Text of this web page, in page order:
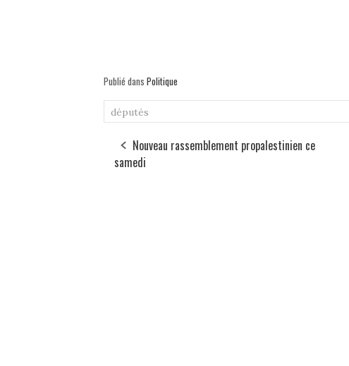
Publié dans Politique
députés
Nouveau rassemblement propalestinien ce
samedi